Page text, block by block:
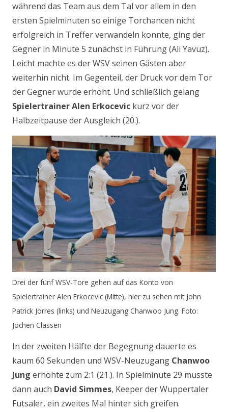
während das Team aus dem Tal vor allem in den
ersten Spielminuten so einige Torchancen nicht
erfolgreich in Treffer verwandeln konnte, ging der
Gegner in Minute 5 zunächst in Führung (Ali Yavuz).
Leicht machte es der WSV seinen Gästen aber
weiterhin nicht. Im Gegenteil, der Druck vor dem Tor
der Gegner wurde erhöht. Und schließlich gelang
Spielertrainer Alen Erkocevic kurz vor der
Halbzeitpause der Ausgleich (20.).
Drei der fünf WSV-Tore gehen auf das Konto von
Spielertrainer Alen Erkocevic (Mitte), hier zu sehen mit John
Patrick Jörres (links) und Neuzugang Chanwoo Jung. Foto:
Jochen Classen
In der zweiten Hälfte der Begegnung dauerte es
kaum 60 Sekunden und WSV-Neuzugang Chanwoo
Jung erhöhte zum 2:1 (21.). In Spielminute 29 musste
dann auch David Simmes, Keeper der Wuppertaler
Futsaler, ein zweites Mal hinter sich greifen.